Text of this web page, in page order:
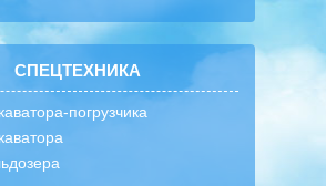
СПЕЦТЕХНИКА
погрузчика